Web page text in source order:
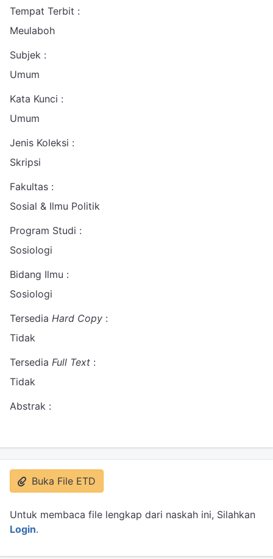
Tempat Terbit :
Meulaboh
Subjek :
Umum
Kata Kunci :
Umum
Jenis Koleksi :
Skripsi
Fakultas :
Sosial & Ilmu Politik
Program Studi :
Sosiologi
Bidang Ilmu :
Sosiologi
Tersedia Hard Copy :
Tidak
Tersedia Full Text :
Tidak
Abstrak :
Buka File ETD
Untuk membaca file lengkap dari naskah ini, Silahkan
Login.